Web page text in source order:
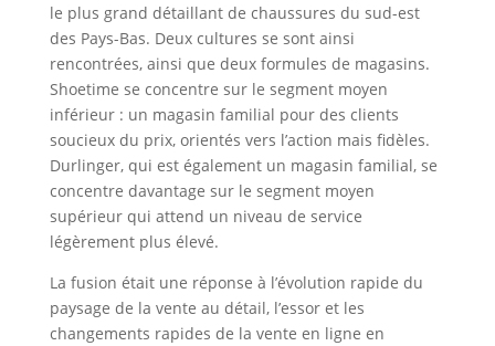
le plus grand détaillant de chaussures du sud-est
des Pays-Bas. Deux cultures se sont ainsi
rencontrées, ainsi que deux formules de magasins.
Shoetime se concentre sur le segment moyen
inférieur : un magasin familial pour des clients
soucieux du prix, orientés vers l’action mais fidèles.
Durlinger, qui est également un magasin familial, se
concentre davantage sur le segment moyen
supérieur qui attend un niveau de service
légèrement plus élevé.
La fusion était une réponse à l’évolution rapide du
paysage de la vente au détail, l’essor et les
changements rapides de la vente en ligne en